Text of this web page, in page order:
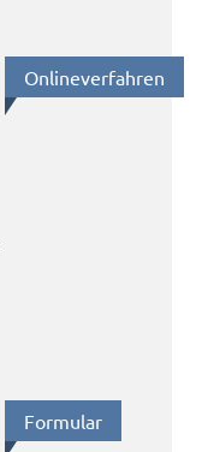
Online­ver­fah­ren
Formu­lar